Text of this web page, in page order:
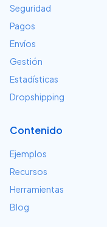
Seguridad
Pagos
Envíos
Gestión
Estadísticas
Dropshipping
Contenido
Ejemplos
Recursos
Herramientas
Blog